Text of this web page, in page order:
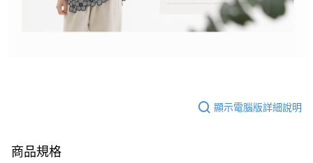
顯示電腦版詳細說明
商品規格